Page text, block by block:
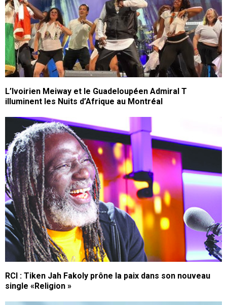
L’Ivoirien Meiway et le Guadeloupéen Admiral T
illuminent les Nuits d’Afrique au Montréal
RCI : Tiken Jah Fakoly prône la paix dans son nouveau
single «Religion »